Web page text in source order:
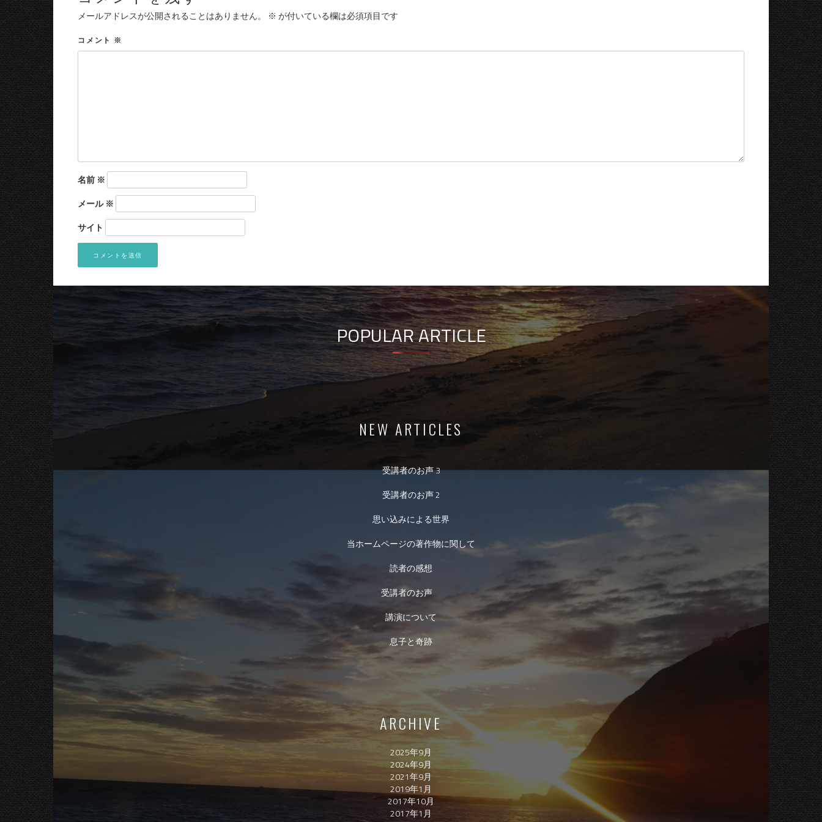
メールアドレスが公開されることはありません。 ※ が付いている欄は必須項目です
コメント ※
名前 ※
メール※
サイト
POPULAR ARTICLE
NEW ARTICLES
受講者のお声 3
受講者のお声 2
思い込みによる世界
当ホームページの著作物に関して
読者の感想
受講者のお声
講演について
息子と奇跡
ARCHIVE
2025年9月
2024年9月
2021年9月
2019年1月
2017年10月
2017年1月